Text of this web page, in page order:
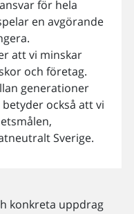
för hela
en avgörande
att vi minskar
och företag.
generationer
också att vi
Sverige.
konkreta uppdrag